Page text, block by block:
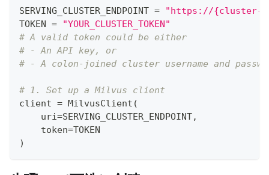
SERVING_CLUSTER_ENDPOINT =
"https://{cluster-
TOKEN =
"YOUR_CLUSTER_TOKEN"
# A valid token could be either
# - An API key, or
# - A colon-joined cluster username and
# 1. Set up a Milvus client
client = MilvusClient (
    uri
=SERVING_CLUSTER_ENDPOINT,
    token
=TOKEN
)